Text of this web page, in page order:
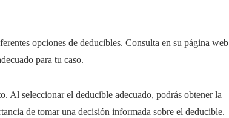
opciones de deducibles. Consulta en su página web
para tu caso.
Al seleccionar el deducible adecuado, podrás obtener la
de tomar una decisión informada sobre el deducible.